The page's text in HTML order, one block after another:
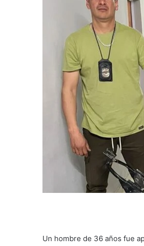
Un hombre de 36 años fue